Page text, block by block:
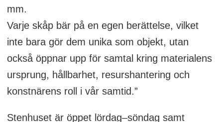
mm.
Varje skåp bär på en egen berättelse, vilket
inte bara gör dem unika som objekt, utan
också öppnar upp för samtal kring materialens
ursprung, hållbarhet, resurshantering och
konstnärens roll i vår samtid.”
Stenhuset är öppet lördag–söndag samt